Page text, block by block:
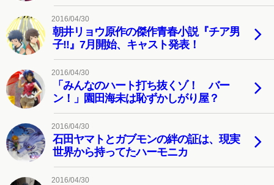
2016/04/30
朝井リョウ原作の傑作青春小説『チア男
子!!』7月開始、キャスト発表！
2016/04/30
「みんなのハート打ち抜くゾ！ バー
ン！」園田海未は恥ずかしがり屋？
2016/04/30
石田ヤマトとガブモンの絆の証は、現実
世界から持ってたハーモニカ
2016/04/30